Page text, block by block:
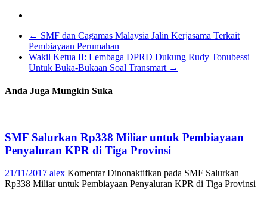
← SMF dan Cagamas Malaysia Jalin Kerjasama Terkait
Pembiayaan Perumahan
Wakil Ketua II: Lembaga DPRD Dukung Rudy Tonubessi
Untuk Buka-Bukaan Soal Transmart →
Anda Juga Mungkin Suka
SMF Salurkan Rp338 Miliar untuk Pembiayaan
Penyaluran KPR di Tiga Provinsi
21/11/2017 alex Komentar Dinonaktifkan pada SMF Salurkan
Rp338 Miliar untuk Pembiayaan Penyaluran KPR di Tiga Provinsi